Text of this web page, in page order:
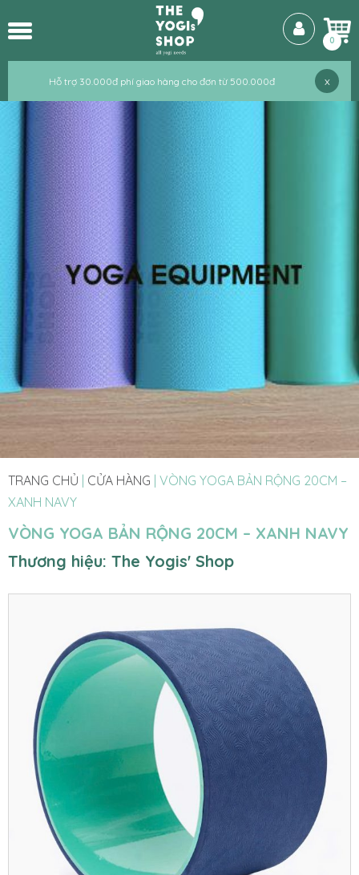
Hỗ trợ 30.000đ phí giao hàng cho đơn từ 500.000đ
Hỗ trợ 30.000đ phí giao hàng cho đơn từ 500.000đ x
0
TRANG CHỦ CỬA HÀNG VÒNG YOGA BẢN RỘNG 20CM –
XANH NAVY
VÒNG YOGA BẢN RỘNG 20CM – XANH NAVY
Thương hiệu: The Yogis' Shop